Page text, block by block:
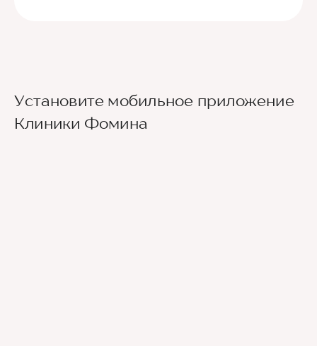
Ведущие врачи региона
Установите мобильное приложение
Клиники Фомина